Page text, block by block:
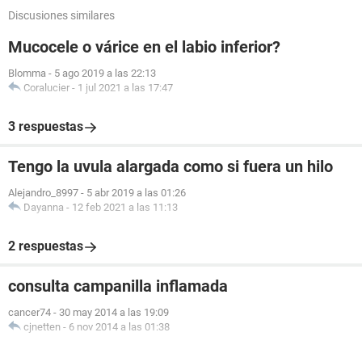
Discusiones similares
Mucocele o várice en el labio inferior?
Blomma - 5 ago 2019 a las 22:13
Coralucier - 1 jul 2021 a las 17:47
3 respuestas
Tengo la uvula alargada como si fuera un hilo
Alejandro_8997 - 5 abr 2019 a las 01:26
Dayanna - 12 feb 2021 a las 11:13
2 respuestas
consulta campanilla inflamada
cancer74 - 30 may 2014 a las 19:09
cjnetten - 6 nov 2014 a las 01:38